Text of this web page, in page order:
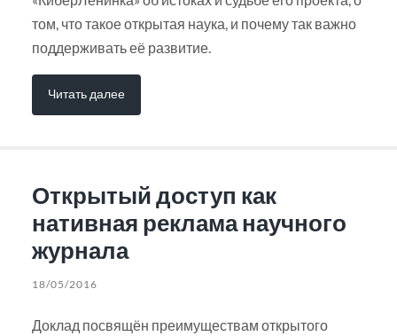
том, что такое открытая наука, и почему так важно
поддерживать её развитие.
Читать далее
Открытый доступ как
нативная реклама научного
журнала
18/05/2016
Доклад посвящён преимуществам открытого